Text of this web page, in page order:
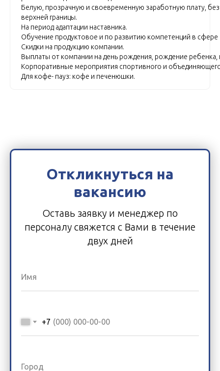
Белую, прозрачную и своевременную заработную плату, без
верхней границы.
На период адаптации наставника.
Обучение продуктовое и по развитию компетенций в
Скидки на продукцию компании.
Выплаты от компании на день рождения, рождение ребенка,
Корпоративные мероприятия спортивного и
Для кофе- пауз: кофе и печенюшки.
Откликнуться на
вакансию
Оставь заявку и менеджер по
персоналу свяжется с Вами в течение
двух дней
+7